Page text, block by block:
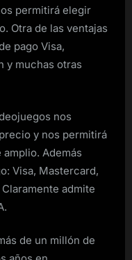
permitirá elegir
Otra de las ventajas
pago Visa,
y muchas otras
nos
y nos permitirá
Además
Visa, Mastercard,
admite
de un millón de